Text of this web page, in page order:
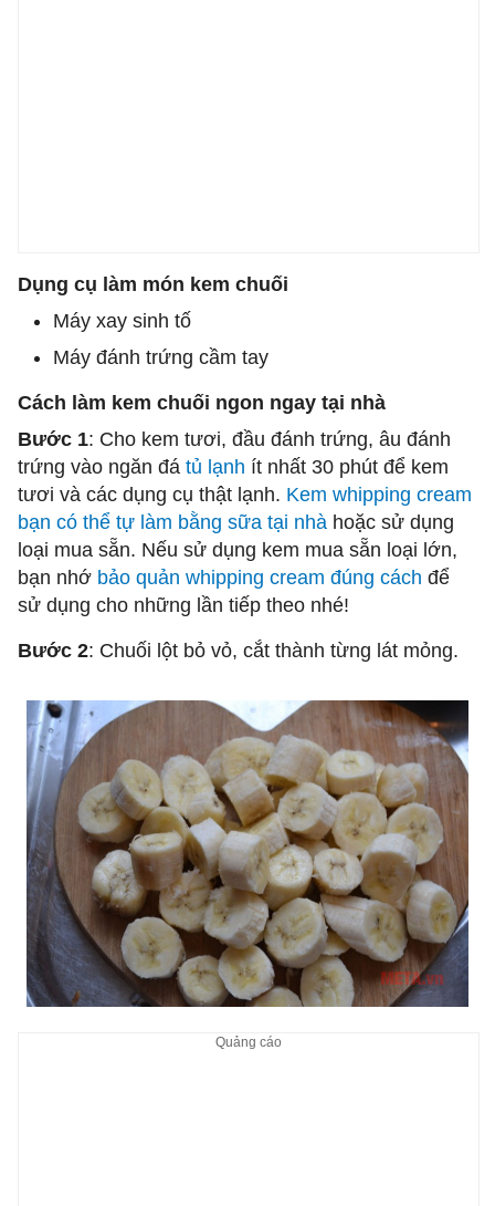
Dụng cụ làm món kem chuối
Máy xay sinh tố
Máy đánh trứng cầm tay
Cách làm kem chuối ngon ngay tại nhà
Bước 1: Cho kem tươi, đầu đánh trứng, âu đánh
trứng vào ngăn đá tủ lạnh ít nhất 30 phút để kem
tươi và các dụng cụ thật lạnh. Kem whipping cream
bạn có thể tự làm bằng sữa tại nhà hoặc sử dụng
loại mua sẵn. Nếu sử dụng kem mua sẵn loại lớn,
bạn nhớ bảo quản whipping cream đúng cách để
sử dụng cho những lần tiếp theo nhé!
Bước 2: Chuối lột bỏ vỏ, cắt thành từng lát mỏng.